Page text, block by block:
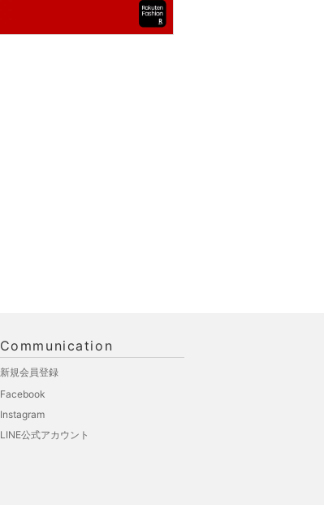
Communication
新規会員登録
Facebook
Instagram
LINE公式アカウント